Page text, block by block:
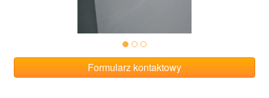
Formularz kontaktowy